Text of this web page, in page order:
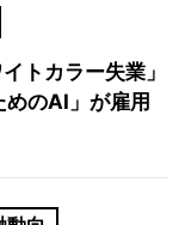
トカラー失業」
のAI」が雇用